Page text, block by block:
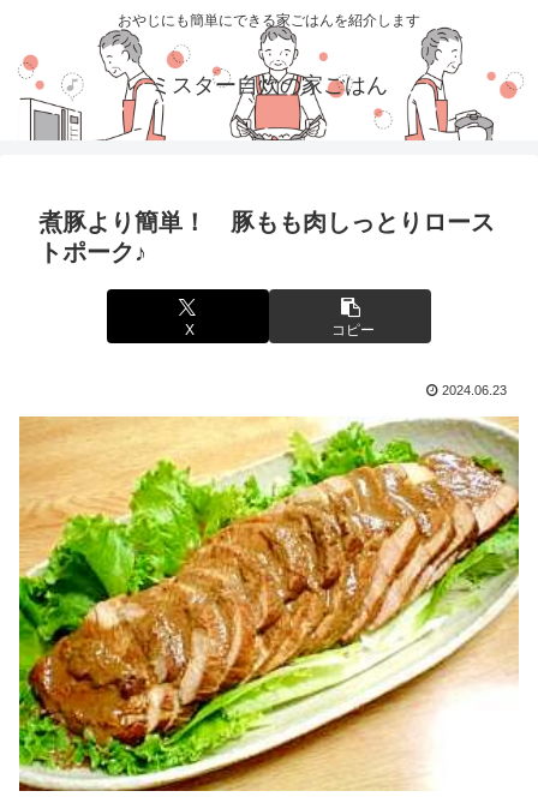
おやじにも簡単にできる家ごはんを紹介します
ミスター自炊の家ごはん
煮豚より簡単！ 豚もも肉しっとりロース
トポーク♪
X コピー
2024.06.23